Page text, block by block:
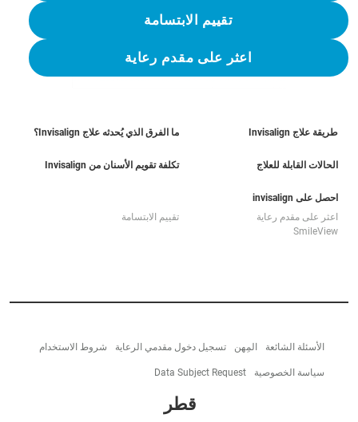
تقييم الابتسامة
اعثر على مقدم رعاية
طريقة علاج Invisalign ما الفرق الذي يُحدثه علاج Invisalign؟
الحالات القابلة للعلاج تكلفة تقويم الأسنان من Invisalign
احصل على invisalign
اعثر على مقدم رعاية
تقييم الابتسامة
SmileView
الأسئلة الشائعة المِهن تسجيل دخول مقدمي الرعاية شروط الاستخدام
سياسة الخصوصية Data Subject Request
قطر‎